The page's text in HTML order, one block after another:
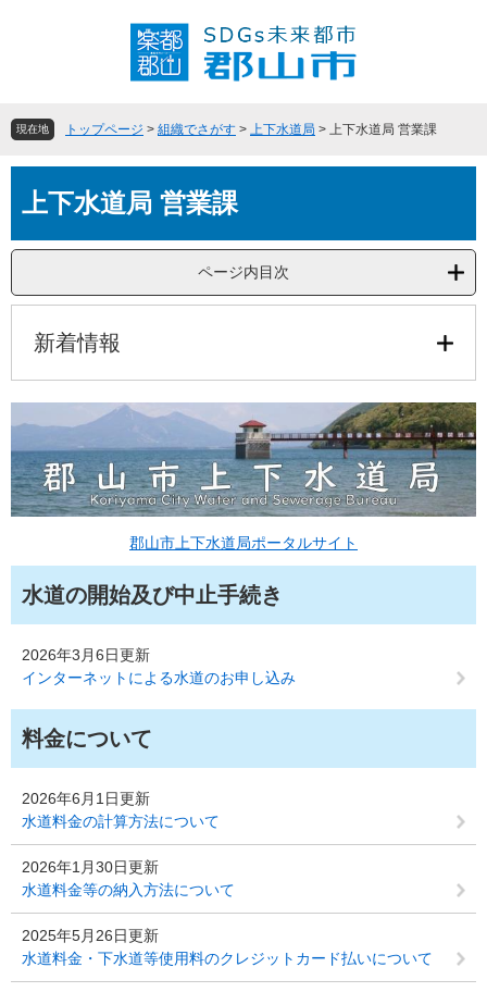
頭
す
飛
し
文
現在地 トップページ > 組織でさがす > 上下水道局 > 上下水道局 営業課
上下水道局 営業課
ページ内目次
新着情報
郡山市上下水道局ポータルサイト
水道の開始及び中止手続き
2026年3月6日更新
インターネットによる水道のお申し込み
料金について
2026年6月1日更新
水道料金の計算方法について
2026年1月30日更新
水道料金等の納入方法について
2025年5月26日更新
水道料金・下水道等使用料のクレジットカード払いについて